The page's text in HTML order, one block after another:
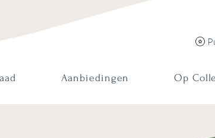
Aanbiedingen Op